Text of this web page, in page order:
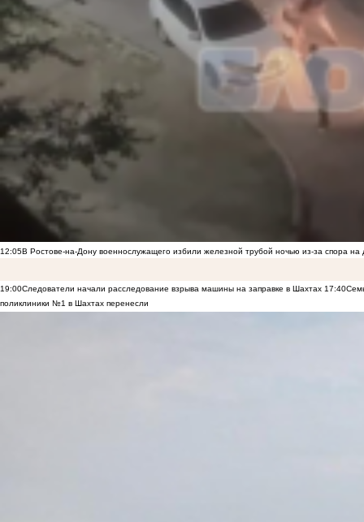
12:05В Ростове-на-Дону военнослужащего избили железной трубой ночью из-за спора на
19:00Следователи начали расследование взрыва машины на заправке в Шахтах 17:40
поликлиники №1 в Шахтах перенесли